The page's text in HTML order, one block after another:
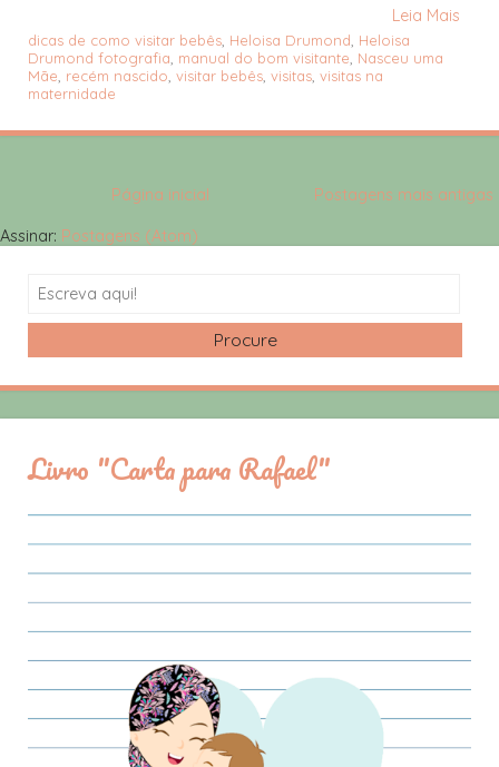
Leia Mais
dicas de como visitar bebês Heloisa Drumond Heloisa
Drumond fotografia manual do bom visitante Nasceu uma
Mãe recém nascido visitar bebês visitas visitas na
maternidade
Postagens mais antigas
Página inicial
Assinar: Postagens (Atom)
Search
Livro "Carta para Rafael"